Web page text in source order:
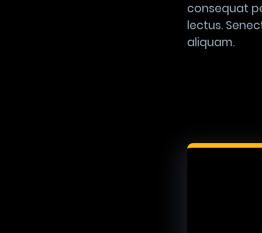
consequat
lectus.
aliquam.